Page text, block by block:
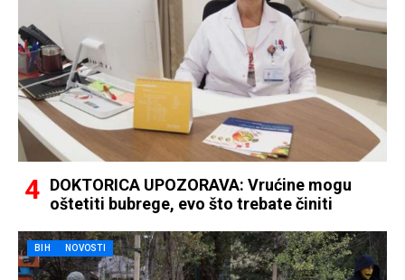
DOKTORICA UPOZORAVA: Vrućine mogu
oštetiti bubrege, evo što trebate činiti
BIH NOVOSTI